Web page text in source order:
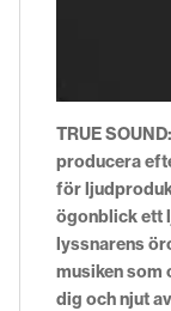
TRUE SOUND:
producera
för
ögonblick ett
lyssnarens
musiken
dig och njut